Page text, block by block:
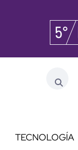
TECNOLOGÍA